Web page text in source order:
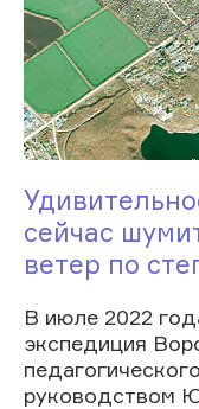
сейчас
ветер по
В июле 2022
экспедиция
руководством